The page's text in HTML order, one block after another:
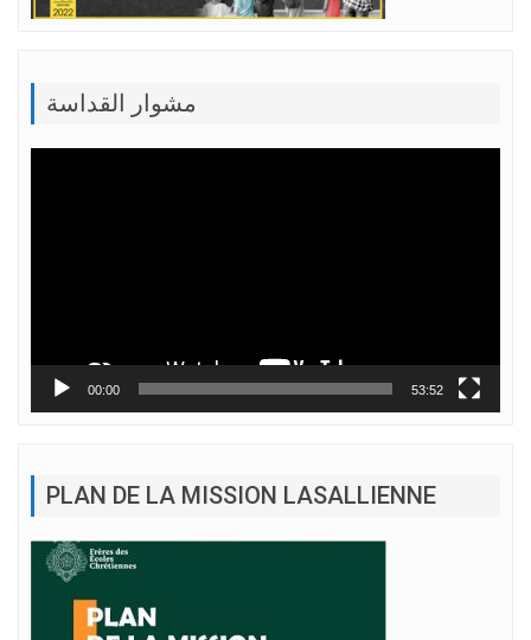
مشوار القداسة
00:00 53:52
PLAN DE LA MISSION LASALLIENNE